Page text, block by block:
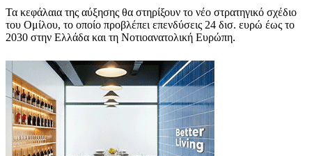
Τα κεφάλαια της αύξησης θα στηρίξουν το νέο στρατηγικό σχέδιο
του Ομίλου, το οποίο προβλέπει επενδύσεις 24 δισ. ευρώ έως το
2030 στην Ελλάδα και τη Νοτιοανατολική Ευρώπη.